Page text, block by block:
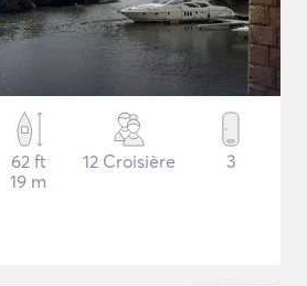
62 ft
19 m
12 Croisière 3